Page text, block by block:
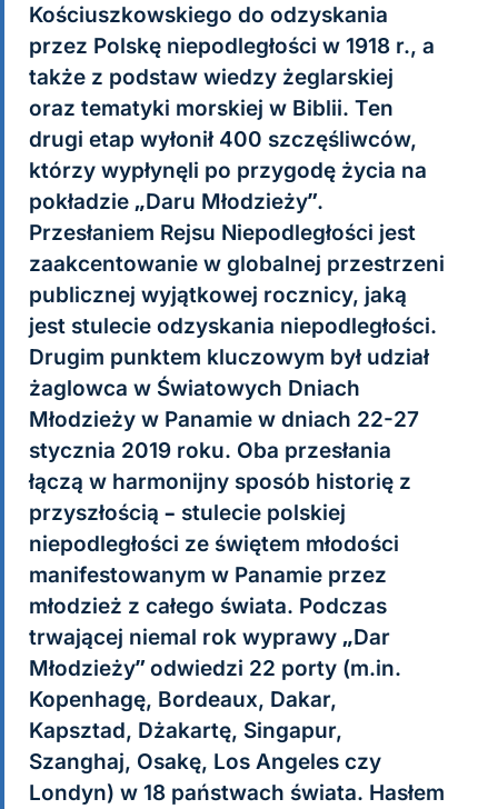
Kościuszkowskiego do odzyskania
przez Polskę niepodległości w 1918 r., a
także z podstaw wiedzy żeglarskiej
oraz tematyki morskiej w Biblii. Ten
drugi etap wyłonił 400 szczęśliwców,
którzy wypłynęli po przygodę życia na
pokładzie „Daru Młodzieży”.
Przesłaniem Rejsu Niepodległości jest
zaakcentowanie w globalnej przestrzeni
publicznej wyjątkowej rocznicy, jaką
jest stulecie odzyskania niepodległości.
Drugim punktem kluczowym był udział
żaglowca w Światowych Dniach
Młodzieży w Panamie w dniach 22-27
stycznia 2019 roku. Oba przesłania
łączą w harmonijny sposób historię z
przyszłością – stulecie polskiej
niepodległości ze świętem młodości
manifestowanym w Panamie przez
młodzież z całego świata. Podczas
trwającej niemal rok wyprawy „Dar
Młodzieży” odwiedzi 22 porty (m.in.
Kopenhagę, Bordeaux, Dakar,
Kapsztad, Dżakartę, Singapur,
Szanghaj, Osakę, Los Angeles czy
Londyn) w 18 państwach świata. Hasłem